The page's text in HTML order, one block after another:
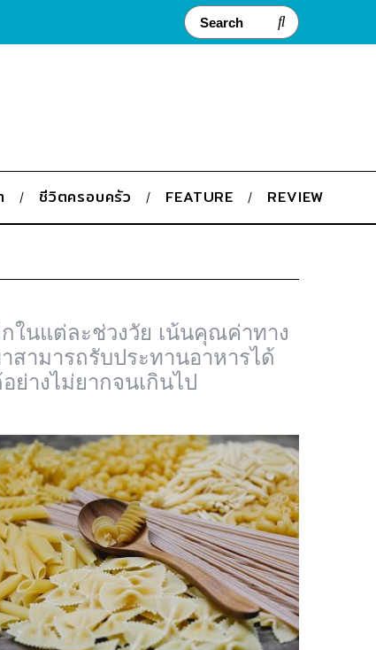
ชีวิตครอบครัว FEATURE REVIEW
ในแต่ละช่วงวัย เน้นคุณค่าทาง
สามารถรับประทานอาหารได้
างไม่ยากจนเกินไป